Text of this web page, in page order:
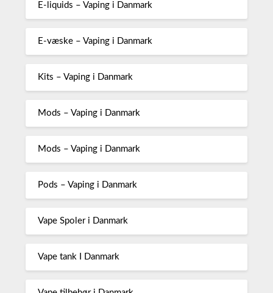
E-liquids – Vaping i Danmark
E-væske – Vaping i Danmark
Kits – Vaping i Danmark
Mods – Vaping i Danmark
Mods – Vaping i Danmark
Pods – Vaping i Danmark
Vape Spoler i Danmark
Vape tank I Danmark